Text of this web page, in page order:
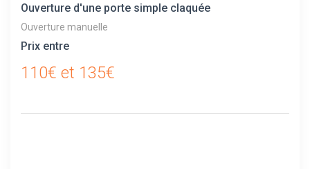
Ouverture d'une porte simple claquée
Ouverture manuelle
Prix entre
110€ et 135€